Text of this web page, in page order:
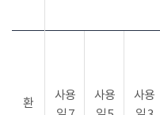
환
사용
사용
사용